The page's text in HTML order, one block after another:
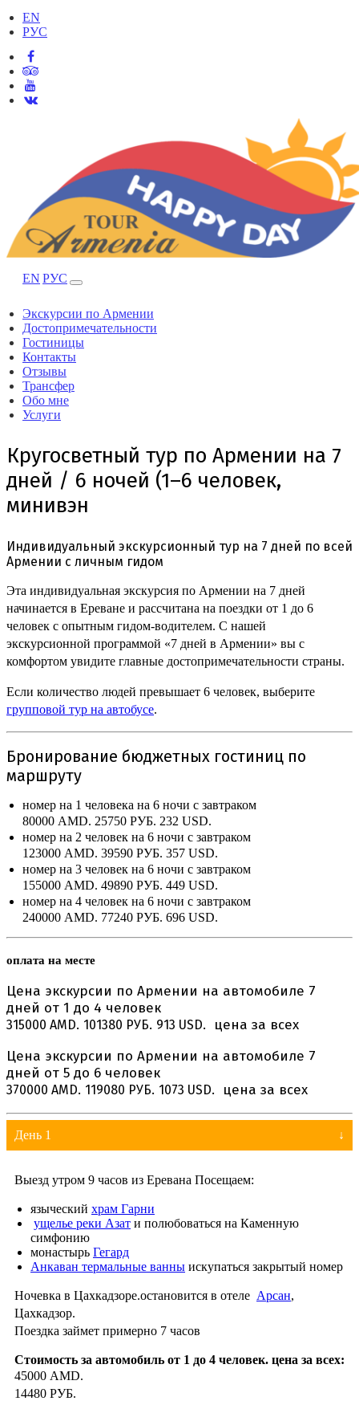
EN
РУС
EN РУС
Экскурсии по Армении
Достопримечательности
Гостиницы
Контакты
Отзывы
Трансфер
Обо мне
Услуги
Кругосветный тур по Армении на 7
дней / 6 ночей (1–6 человек,
минивэн
Индивидуальный экскурсионный тур на 7 дней по всей
Армении с личным гидом
Эта индивидуальная экскурсия по Армении на 7 дней
начинается в Ереване и рассчитана на поездки от 1 до 6
человек с опытным гидом-водителем. С нашей
экскурсионной программой «7 дней в Армении» вы с
комфортом увидите главные достопримечательности страны.
Если количество людей превышает 6 человек, выберите
групповой тур на автобусе.
Бронирование бюджетных гостиниц по
маршруту
номер на 1 человека на 6 ночи с завтраком
80000 AMD. 25750 РУБ. 232 USD.
номер на 2 человек на 6 ночи с завтраком
123000 AMD. 39590 РУБ. 357 USD.
номер на 3 человек на 6 ночи с завтраком
155000 AMD. 49890 РУБ. 449 USD.
номер на 4 человек на 6 ночи с завтраком
240000 AMD. 77240 РУБ. 696 USD.
оплата на месте
Цена экскурсии по Армении на автомобиле 7
дней от 1 до 4 человек
315000 AMD. 101380 РУБ. 913 USD.
цена за всех
Цена экскурсии по Армении на автомобиле 7
дней от 5 до 6 человек
370000 AMD. 119080 РУБ. 1073 USD. цена за всех
День 1
Выезд утром 9 часов из Еревана Посещаем:
языческий храм Гарни
ущелье реки Азат и полюбоваться на Каменную
симфонию
монастырь Гегард
Анкаван термальные ванны искупаться закрытый номер
Ночевка в Цахкадзоре.остановится в отеле Арсан,
Цахкадзор.
Поездка займет примерно 7 часов
45000 AMD.
14480 РУБ.